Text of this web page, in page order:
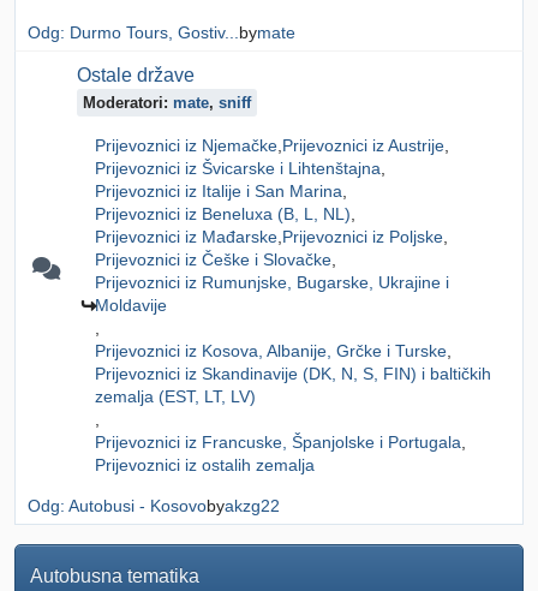
Odg: Durmo Tours, Gostiv... bymate
Ostale države
Moderatori: mate, sniff
Prijevoznici iz Njemačke Prijevoznici iz Austrije
Prijevoznici iz Švicarske i Lihtenštajna
Prijevoznici iz Italije i San Marina
Prijevoznici iz Beneluxa (B, L, NL)
Prijevoznici iz Mađarske Prijevoznici iz Poljske
Prijevoznici iz Češke i Slovačke
Prijevoznici iz Rumunjske, Bugarske, Ukrajine i
Moldavije
Prijevoznici iz Kosova, Albanije, Grčke i Turske
Prijevoznici iz Skandinavije (DK, N, S, FIN) i baltičkih
zemalja (EST, LT, LV)
Prijevoznici iz Francuske, Španjolske i Portugala
Prijevoznici iz ostalih zemalja
Odg: Autobusi - Kosovobyakzg22
Autobusna tematika